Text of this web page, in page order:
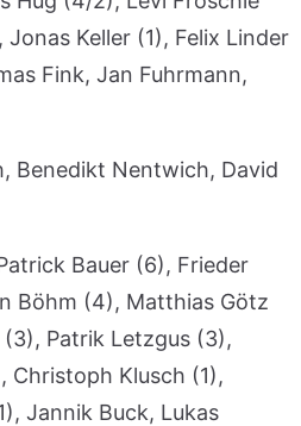
Keller (1), Felix Linder
Fink, Jan Fuhrmann,
Benedikt Nentwich, David
Bauer (6), Frieder
Böhm (4), Matthias Götz
Patrik Letzgus (3),
Christoph Klusch (1),
Jannik Buck, Lukas